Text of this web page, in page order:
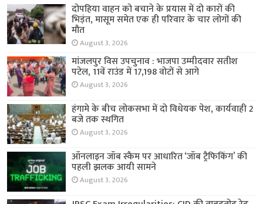
दोपहिया वाहन को बचाने के प्रयास में दो कारों की
भिड़ंत, मासूम समेत एक ही परिवार के चार लोगों की
मौत
August 3, 2026
मांजलपुर विस उपचुनाव : भाजपा उम्मीदवार सतीश
पटेल, 11वें राउंड में 17,198 वोटों से आगे
August 3, 2026
हंगामे के बीच लोकसभा में दो विधेयक पेश, कार्यवाही 2
बजे तक स्थगित
August 3, 2026
ऑनलाइन जॉब स्कैम पर आधारित ‘जॉब ट्रैफिकिंग’ की
पहली झलक आयी सामने
August 3, 2026